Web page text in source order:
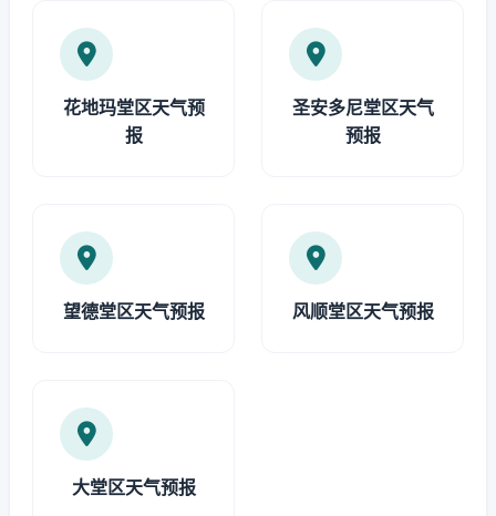
花地玛堂区天气预
报
圣安多尼堂区天气
预报
望德堂区天气预报 风顺堂区天气预报
大堂区天气预报